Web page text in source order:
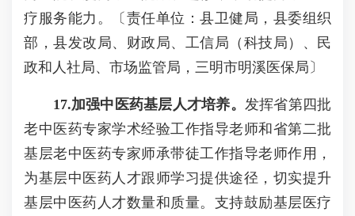
疗服务能力。〔责任单位：县卫健局，县委组织
部，县发改局、财政局、工信局（科技局）、民
政和人社局、市场监管局，三明市明溪医保局〕
17.加强中医药基层人才培养。 发挥省第四批
老中医药专家学术经验工作指导老师和省第二批
基层老中医药专家师承带徒工作指导老师作用，
为基层中医药人才跟师学习提供途径，切实提升
基层中医药人才数量和质量。支持鼓励基层医疗